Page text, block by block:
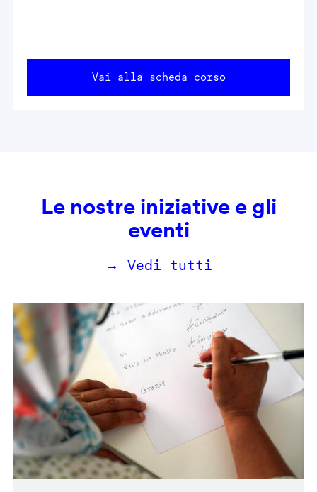
Vai alla scheda corso
Le nostre iniziative e gli
eventi
→ Vedi tutti